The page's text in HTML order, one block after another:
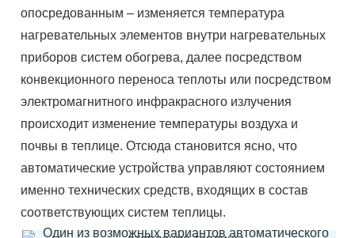
опосредованным – изменяется температура
нагревательных элементов внутри нагревательных
приборов систем обогрева, далее посредством
конвекционного переноса теплоты или посредством
электромагнитного инфракрасного излучения
происходит изменение температуры воздуха и
почвы в теплице. Отсюда становится ясно, что
автоматические устройства управляют состоянием
именно технических средств, входящих в состав
соответствующих систем теплицы.